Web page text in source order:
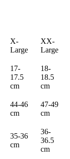
X-
Large
XX-
Large
17-
17.5
cm
18-
18.5
cm
44-46
cm
47-49
cm
35-36
cm
36-
36.5
cm